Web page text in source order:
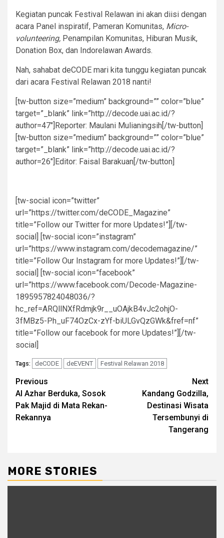
Kegiatan puncak Festival Relawan ini akan diisi dengan
acara Panel inspiratif, Pameran Komunitas, Micro-
volunteering, Penampilan Komunitas, Hiburan Musik,
Donation Box, dan Indorelawan Awards.
Nah, sahabat deCODE mari kita tunggu kegiatan puncak
dari acara Festival Relawan 2018 nanti!
[tw-button size=”medium” background=”” color=”blue”
target=”_blank” link=”http://decode.uai.ac.id/?
author=47″]Reporter: Maulani Mulianingsih[/tw-button]
[tw-button size=”medium” background=”” color=”blue”
target=”_blank” link=”http://decode.uai.ac.id/?
author=26″]Editor: Faisal Barakuan[/tw-button]
[tw-social icon=”twitter”
url=”https://twitter.com/deCODE_Magazine”
title=”Follow our Twitter for more Updates!”][/tw-
social] [tw-social icon=”instagram”
url=”https://www.instagram.com/decodemagazine/”
title=”Follow Our Instagram for more Updates!”][/tw-
social] [tw-social icon=”facebook”
url=”https://www.facebook.com/Decode-Magazine-
1895957824048036/?
hc_ref=ARQllNXfRdmjk9r__uOAjkB4vJc2ohjO-
3fMBz5-Ph_uF74OzCx-zYf-biULGvQzGWk&fref=nf”
title=”Follow our facebook for more Updates!”][/tw-
social]
Tags: deCODE deEVENT Festival Relawan 2018
Post
navigation
Previous
Al Azhar Berduka, Sosok
Pak Majid di Mata Rekan-
Rekannya
Next
Kandang Godzilla,
Destinasi Wisata
Tersembunyi di
Tangerang
MORE STORIES